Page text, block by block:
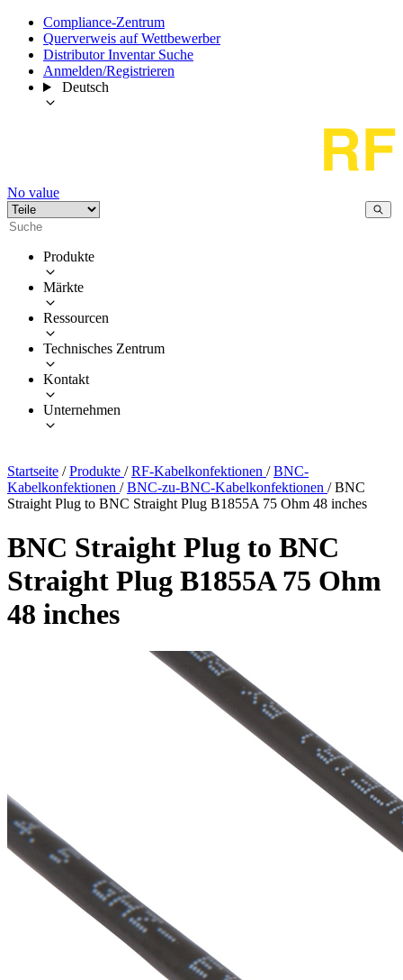
Compliance-Zentrum
Querverweis auf Wettbewerber
Distributor Inventar Suche
Anmelden/Registrieren
Deutsch
No value
Produkte
Märkte
Ressourcen
Technisches Zentrum
Kontakt
Unternehmen
Startseite / Produkte / RF-Kabelkonfektionen / BNC-
Kabelkonfektionen / BNC-zu-BNC-Kabelkonfektionen / BNC
Straight Plug to BNC Straight Plug B1855A 75 Ohm 48 inches
BNC Straight Plug to BNC
Straight Plug B1855A 75 Ohm
48 inches